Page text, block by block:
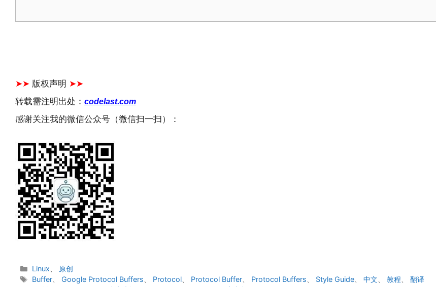
➤➤ 版权声明 ➤➤
转载需注明出处： codelast.com
感谢关注我的微信公众号（微信扫一扫）：
分
类
Linux
原创
标
Buffer Google Protocol Buffers Protocol Protocol Buffer Protocol Buffers Style Guide 、中文 、教程 、翻译